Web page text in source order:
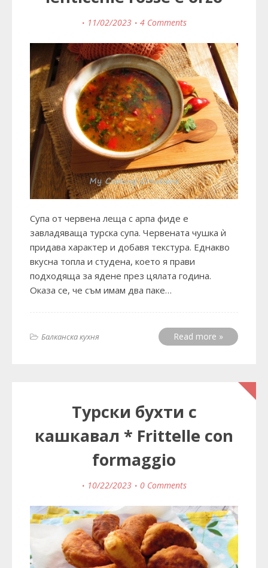
11/02/2023 4 Comments
Супа от червена леща с арпа фиде е
завладяваща турска супа. Червената чушка ѝ
придава характер и добавя текстура. Еднакво
вкусна топла и студена, което я прави
подходяща за ядене през цялата година.
Оказа се, че съм имам два паке…
Балканска кухня Read more »
Турски бухти с
кашкавал * Frittelle con
formaggio
10/22/2023 0 Comments